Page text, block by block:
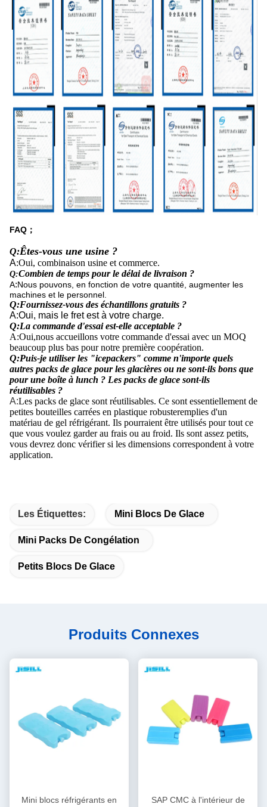
FAQ；
Q:Êtes-vous une usine ?
A:Oui, combinaison usine et commerce.
Q:Combien de temps pour le délai de livraison ?
A:Nous pouvons, en fonction de votre quantité, augmenter les
machines et le personnel.
Q:Fournissez-vous des échantillons gratuits ?
A:Oui, mais le fret est à votre charge.
Q:La commande d'essai est-elle acceptable ?
A:Oui,nous accueillons votre commande d'essai avec un MOQ
beaucoup plus bas pour notre première coopération.
Q:Puis-je utiliser les "icepackers" comme n'importe quels
autres packs de glace pour les glacières ou ne sont-ils bons que
pour une boîte à lunch ? Les packs de glace sont-ils
réutilisables ?
A:Les packs de glace sont réutilisables. Ce sont essentiellement de
petites bouteilles carrées en plastique robusteremplies d'un
matériau de gel réfrigérant. Ils pourraient être utilisés pour tout ce
que vous voulez garder au frais ou au froid. Ils sont assez petits,
vous devrez donc vérifier si les dimensions correspondent à votre
application.
Les Étiquettes: Mini Blocs De Glace
Mini Packs De Congélation
Petits Blocs De Glace
Produits Connexes
Mini blocs réfrigérants en
SAP CMC à l'intérieur de